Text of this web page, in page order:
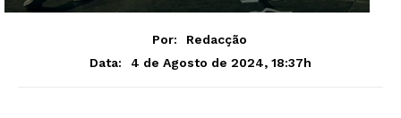
Por:
Redacção
Data:
4 de Agosto de 2024, 18:37h